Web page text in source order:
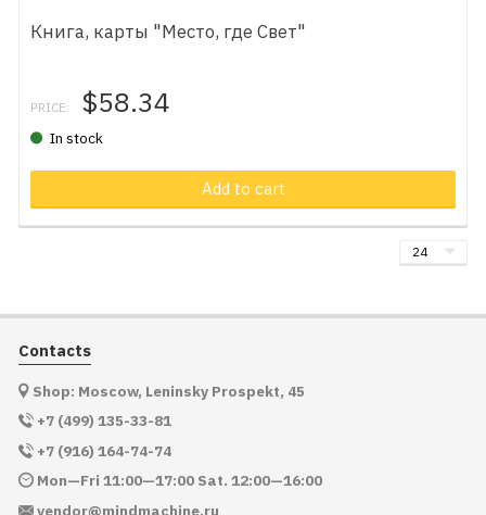
Книга, карты "Место, где Свет"
PRICE: $58.34
In stock
Add to cart
Contacts
Shop: Moscow, Leninsky Prospekt, 45
+7 (499) 135-33-81
+7 (916) 164-74-74
Mon—Fri 11:00—17:00 Sat. 12:00—16:00
vendor@mindmachine.ru